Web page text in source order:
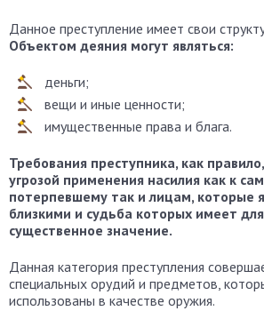
Данное преступление имеет свои
Объектом деяния могут являться:
деньги;
вещи и иные ценности;
имущественные права и блага.
Требования преступника, как
угрозой применения насилия как к
потерпевшему так и лицам, которые
близкими и судьба которых имеет
существенное значение.
Данная категория преступления
специальных орудий и предметов,
использованы в качестве оружия.